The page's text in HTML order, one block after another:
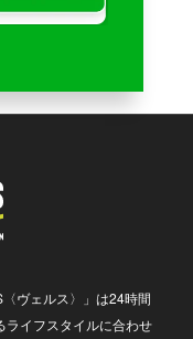
ヴェルス〉」は24時間
イフスタイルに合わせ